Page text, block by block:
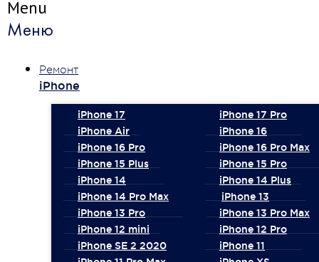
Menu
Меню
Ремонт
iPhone
iPhone 17
iPhone 17 Pro
iPhone Air
iPhone 16
iPhone 16 Pro
iPhone 16 Pro Max
iPhone 15 Plus
iPhone 15 Pro
iPhone 14
iPhone 14 Plus
iPhone 14 Pro Max
iPhone 13
iPhone 13 Pro
iPhone 13 Pro Max
iPhone 12 mini
iPhone 12 Pro
iPhone SE 2 2020
iPhone 11